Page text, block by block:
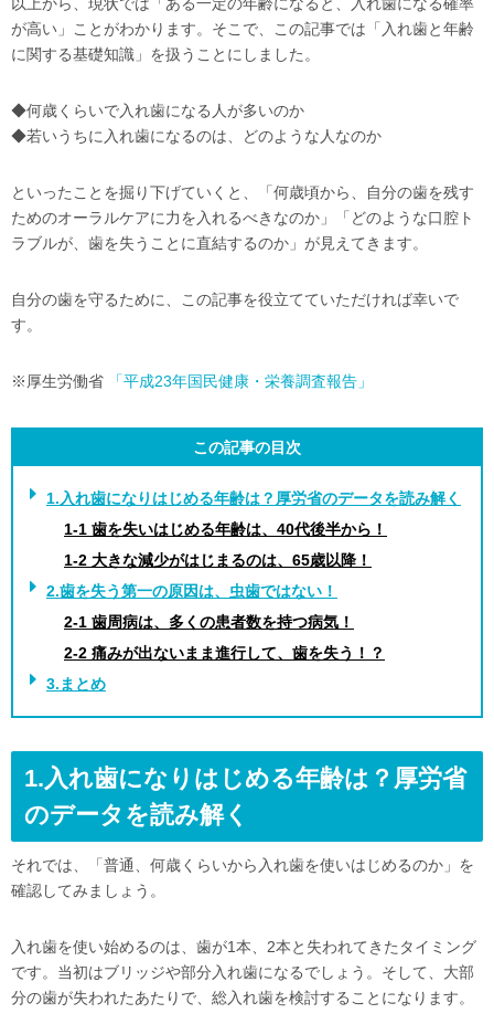
以上から、現状では「ある一定の年齢になると、入れ歯になる確率
が高い」ことがわかります。そこで、この記事では「入れ歯と年齢
に関する基礎知識」を扱うことにしました。
◆何歳くらいで入れ歯になる人が多いのか
◆若いうちに入れ歯になるのは、どのような人なのか
といったことを掘り下げていくと、「何歳頃から、自分の歯を残す
ためのオーラルケアに力を入れるべきなのか」「どのような口腔ト
ラブルが、歯を失うことに直結するのか」が見えてきます。
自分の歯を守るために、この記事を役立てていただければ幸いで
す。
※厚生労働省 「平成23年国民健康・栄養調査報告」
この記事の目次
1.入れ歯になりはじめる年齢は？厚労省のデータを読み解く
1-1 歯を失いはじめる年齢は、40代後半から！
1-2 大きな減少がはじまるのは、65歳以降！
2.歯を失う第一の原因は、虫歯ではない！
2-1 歯周病は、多くの患者数を持つ病気！
2-2 痛みが出ないまま進行して、歯を失う！？
3.まとめ
1.入れ歯になりはじめる年齢は？厚労省
のデータを読み解く
それでは、「普通、何歳くらいから入れ歯を使いはじめるのか」を
確認してみましょう。
入れ歯を使い始めるのは、歯が1本、2本と失われてきたタイミング
です。当初はブリッジや部分入れ歯になるでしょう。そして、大部
分の歯が失われたあたりで、総入れ歯を検討することになります。